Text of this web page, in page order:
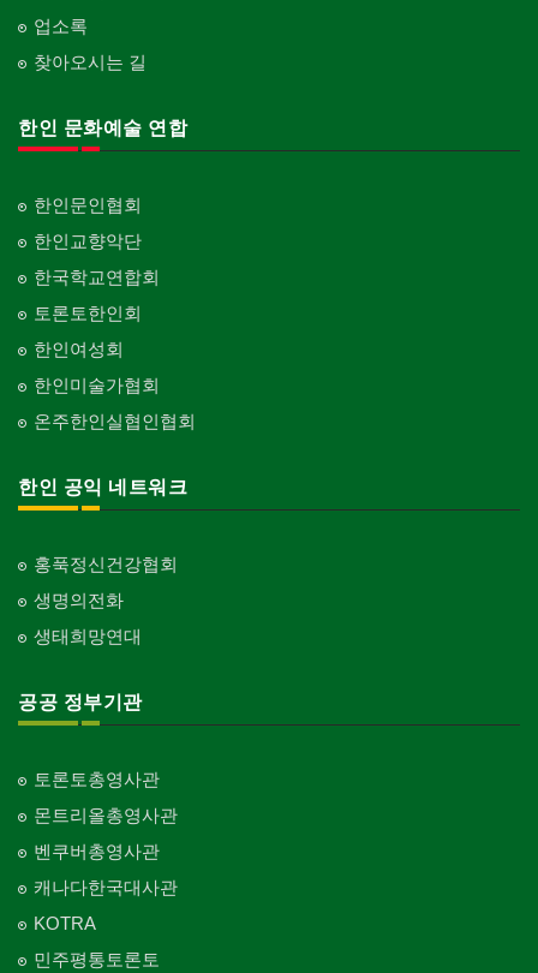
프랜차이즈
Franchise
Piano Tuning/Sale
현금인출기
ATM
Art Gallery/Framing
행사/이벤트
Event
인벤토리
인터넷/소프트웨어 개발
건축 엔지니어
Engineering
Architectural Designer
Alumni Middle·High School
단체-협회
단체-스포츠
Organization-Sports
단체-음악/미술
Organization-Music/Art
Organization-Buddhist
Organization-Christianity
교회-장로교회
Church-Presbyterian
Church-United
Church-7th Day Adventist
교회-씨 앤 엠에이
Church-C & MA
Church-Full Gospel
Church-Evangelical
Church-Mission
Church-Independent
업소록
찾아오시는 길
한인 문화예술 연합
한인문인협회
한인교향악단
한국학교연합회
토론토한인회
한인여성회
한인미술가협회
온주한인실협인협회
한인 공익 네트워크
홍푹정신건강협회
생명의전화
생태희망연대
공공 정부기관
토론토총영사관
몬트리올총영사관
벤쿠버총영사관
캐나다한국대사관
KOTRA
민주평통토론토